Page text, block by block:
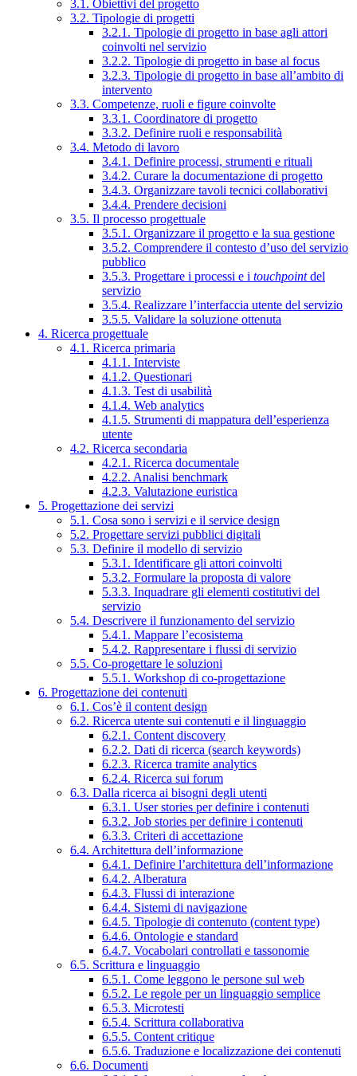
3.1. Obiettivi del progetto
3.2. Tipologie di progetti
3.2.1. Tipologie di progetto in base agli attori
coinvolti nel servizio
3.2.2. Tipologie di progetto in base al focus
3.2.3. Tipologie di progetto in base all’ambito di
intervento
3.3. Competenze, ruoli e figure coinvolte
3.3.1. Coordinatore di progetto
3.3.2. Definire ruoli e responsabilità
3.4. Metodo di lavoro
3.4.1. Definire processi, strumenti e rituali
3.4.2. Curare la documentazione di progetto
3.4.3. Organizzare tavoli tecnici collaborativi
3.4.4. Prendere decisioni
3.5. Il processo progettuale
3.5.1. Organizzare il progetto e la sua gestione
3.5.2. Comprendere il contesto d’uso del servizio
pubblico
3.5.3. Progettare i processi e i touchpointdel
servizio
3.5.4. Realizzare l’interfaccia utente del servizio
3.5.5. Validare la soluzione ottenuta
4. Ricerca progettuale
4.1. Ricerca primaria
4.1.1. Interviste
4.1.2. Questionari
4.1.3. Test di usabilità
4.1.4. Web analytics
4.1.5. Strumenti di mappatura dell’esperienza
utente
4.2. Ricerca secondaria
4.2.1. Ricerca documentale
4.2.2. Analisi benchmark
4.2.3. Valutazione euristica
5. Progettazione dei servizi
5.1. Cosa sono i servizi e il service design
5.2. Progettare servizi pubblici digitali
5.3. Definire il modello di servizio
5.3.1. Identificare gli attori coinvolti
5.3.2. Formulare la proposta di valore
5.3.3. Inquadrare gli elementi costitutivi del
servizio
5.4. Descrivere il funzionamento del servizio
5.4.1. Mappare l’ecosistema
5.4.2. Rappresentare i flussi di servizio
5.5. Co-progettare le soluzioni
5.5.1. Workshop di co-progettazione
6. Progettazione dei contenuti
6.1. Cos’è il content design
6.2. Ricerca utente sui contenuti e il linguaggio
6.2.1. Content discovery
6.2.2. Dati di ricerca (search keywords)
6.2.3. Ricerca tramite analytics
6.2.4. Ricerca sui forum
6.3. Dalla ricerca ai bisogni degli utenti
6.3.1. User stories per definire i contenuti
6.3.2. Job stories per definire i contenuti
6.3.3. Criteri di accettazione
6.4. Architettura dell’informazione
6.4.1. Definire l’architettura dell’informazione
6.4.2. Alberatura
6.4.3. Flussi di interazione
6.4.4. Sistemi di navigazione
6.4.5. Tipologie di contenuto (content type)
6.4.6. Ontologie e standard
6.4.7. Vocabolari controllati e tassonomie
6.5. Scrittura e linguaggio
6.5.1. Come leggono le persone sul web
6.5.2. Le regole per un linguaggio semplice
6.5.3. Microtesti
6.5.4. Scrittura collaborativa
6.5.5. Content critique
6.5.6. Traduzione e localizzazione dei contenuti
6.6. Documenti